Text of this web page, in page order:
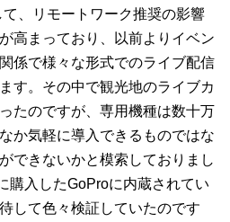
、リモートワーク推奨の影響
高まっており、以前よりイベン
係で様々な形式でのライブ配信
す。その中で観光地のライブカ
たのですが、専用機種は数十万
か気軽に導入できるものではな
できないかと模索しておりまし
購入したGoProに内蔵されてい
して色々検証していたのです